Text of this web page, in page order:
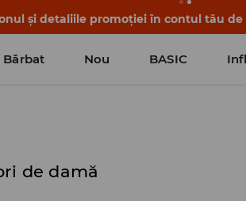
și detaliile promoției în contul tău
Bărbat Nou BASIC
de damă